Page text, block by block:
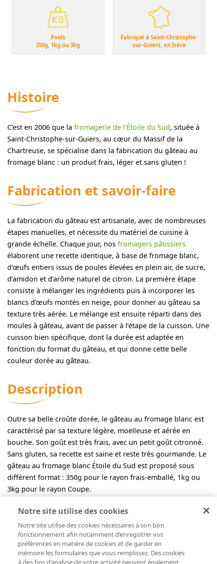
Poids
350g, 1kg ou 3kg
Fabriqué à Saint-Christophe-
sur-Guiers, en Isère
Histoire
C’est en 2006 que la fromagerie de l’Étoile du Sud, située à
Saint-Christophe-sur-Guiers, au cœur du Massif de la
Chartreuse, se spécialise dans la fabrication du gâteau au
fromage blanc : un produit frais, léger et sans gluten !
Fabrication et savoir-faire
La fabrication du gâteau est artisanale, avec de nombreuses
étapes manuelles, et nécessite du matériel de cuisine à
grande échelle. Chaque jour, nos fromagers pâtissiers
élaborent une recette identique, à base de fromage blanc,
d’œufs entiers issus de poules élevées en plein air, de sucre,
d’amidon et d’arôme naturel de citron. La première étape
consiste à mélanger les ingrédients puis à incorporer les
blancs d’œufs montés en neige, pour donner au gâteau sa
texture très aérée. Le mélange est ensuite réparti dans des
moules à gâteau, avant de passer à l’étape de la cuisson. Une
cuisson bien spécifique, dont la durée est adaptée en
fonction du format du gâteau, et qui donne cette belle
couleur dorée au gâteau.
Description
Outre sa belle croûte dorée, le gâteau au fromage blanc est
caractérisé par sa texture légère, moelleuse et aérée en
bouche. Son goût est très frais, avec un petit goût citronné.
Sans gluten, sa recette est saine et reste très gourmande. Le
gâteau au fromage blanc Étoile du Sud est proposé sous
différent format : 350g pour le rayon frais-emballé, 1kg ou
3kg pour le rayon Coupe.
Notre site utilise des cookies
Notre site utilise des cookies nécessaires à son bon
fonctionnement afin notamment d’enregistrer vos
préférences en matière de cookies et de garder en
mémoire les formulaires que vous remplissez. Des cookies
à des fins d’analyse de votre activité peuvent également